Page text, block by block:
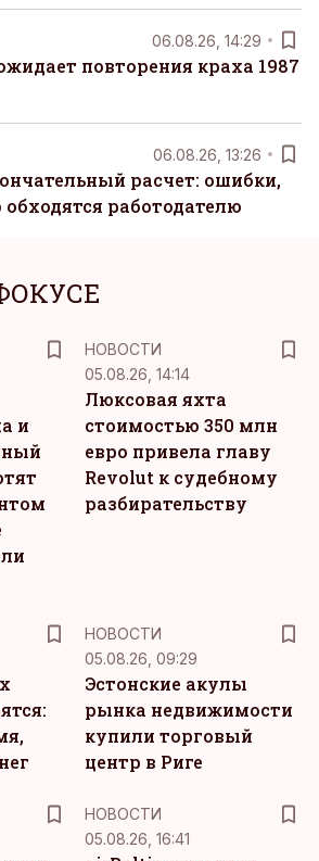
06.08.26, 14:29
повторения краха 1987
06.08.26, 13:26
расчет: ошибки,
работодателю
и
НОВОСТИ
05.08.26, 14:14
Люксовая яхта
стоимостью 350 млн
евро привела главу
Revolut к судебному
разбирательству
НОВОСТИ
05.08.26, 09:29
Эстонские акулы
рынка недвижимости
купили торговый
центр в Риге
НОВОСТИ
05.08.26, 16:41